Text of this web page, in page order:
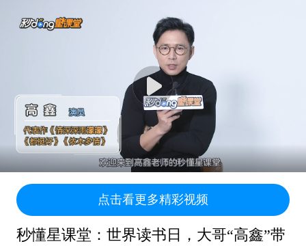
点击看更多精彩视频
秒懂星课堂：世界读书日，大哥“高鑫”带